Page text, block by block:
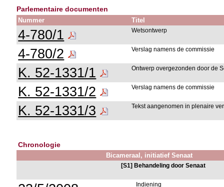
Parlementaire documenten
Nummer Titel
4-780/1 Wetsontwerp
4-780/2 Verslag namens de commissie
K. 52-1331/1 Ontwerp overgezonden door de
K. 52-1331/2 Verslag namens de commissie
K. 52-1331/3 Tekst aangenomen in plenaire
Chronologie
Bicameraal, initiatief Senaat
[S1] Behandeling door Senaat
Indiening